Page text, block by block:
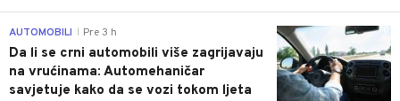
0
AUTOMOBILI Pre 3 h
Da li se crni automobili više zagrijavaju
na vrućinama: Automehaničar
savjetuje kako da se vozi tokom ljeta